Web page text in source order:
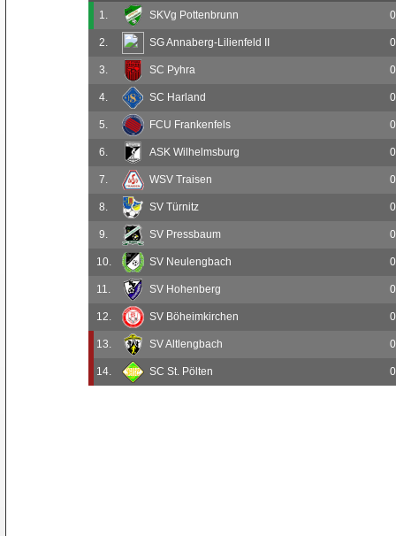
1.
SKVg Pottenbrunn 0
2. SG Annaberg-Lilienfeld II 0
3. SC Pyhra 0
4. SC Harland 0
5. FCU Frankenfels 0
6. ASK Wilhelmsburg 0
7. WSV Traisen 0
8. SV Türnitz 0
9. SV Pressbaum 0
10. SV Neulengbach 0
11. SV Hohenberg 0
12. SV Böheimkirchen 0
13. SV Altlengbach 0
14. SC St. Pölten 0